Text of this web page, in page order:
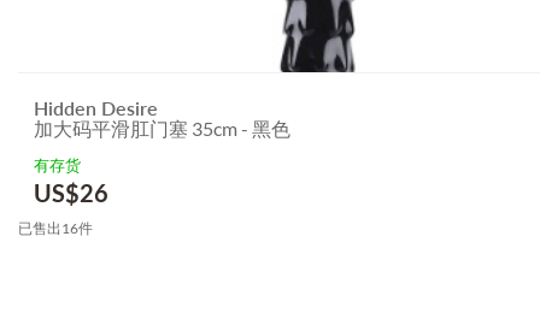
Hidden Desire
加大码平滑肛门塞 35cm - 黑色
有存货
US$26
已售出16件